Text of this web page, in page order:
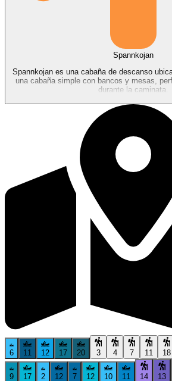
Spannkojan
Spannkojan es una cabaña de descanso
una cabaña simple con bancos y mesas,
durante la caminata.
6 11 12 17 20 3 4 7 11 18
9 17 2 12 7 12 10 11 14 13